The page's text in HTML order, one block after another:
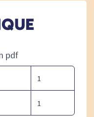
pdf
1
1